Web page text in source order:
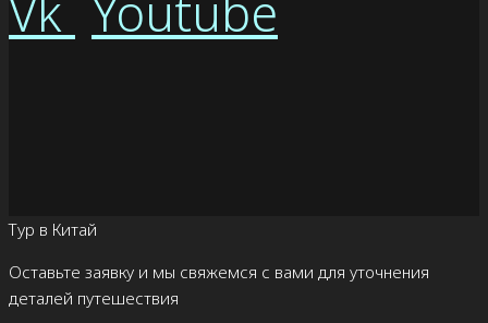
Тур в Китай
Оставьте заявку и мы свяжемся с вами для уточнения
деталей путешествия